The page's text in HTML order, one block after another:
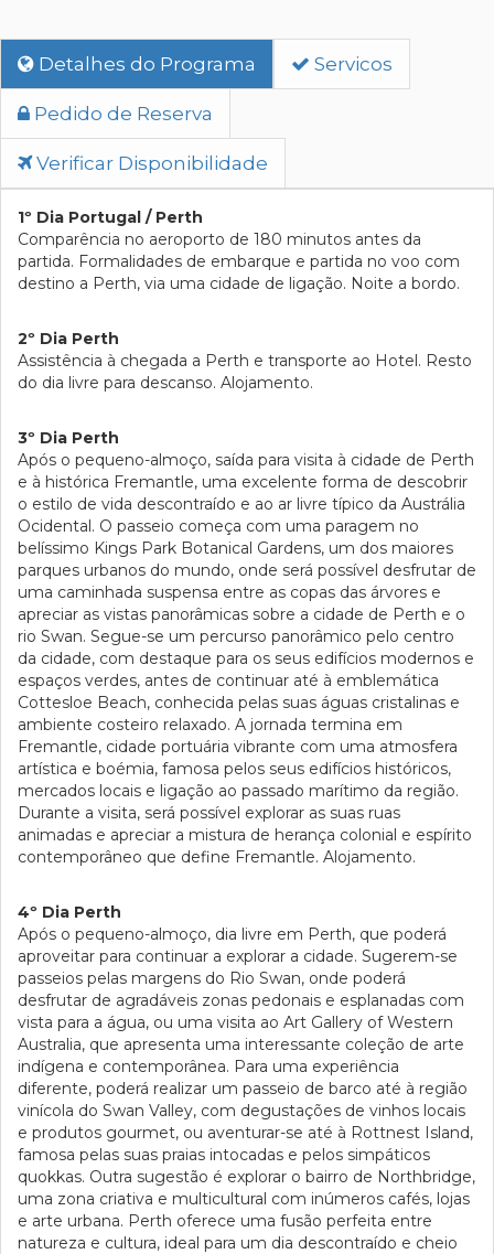
Detalhes do Programa Servicos
Pedido de Reserva
Verificar Disponibilidade
1º Dia Portugal / Perth
Comparência no aeroporto de 180 minutos antes da
partida. Formalidades de embarque e partida no voo com
destino a Perth, via uma cidade de ligação. Noite a bordo.
2º Dia Perth
Assistência à chegada a Perth e transporte ao Hotel. Resto
do dia livre para descanso. Alojamento.
3º Dia Perth
Após o pequeno-almoço, saída para visita à cidade de Perth
e à histórica Fremantle, uma excelente forma de descobrir
o estilo de vida descontraído e ao ar livre típico da Austrália
Ocidental. O passeio começa com uma paragem no
belíssimo Kings Park Botanical Gardens, um dos maiores
parques urbanos do mundo, onde será possível desfrutar de
uma caminhada suspensa entre as copas das árvores e
apreciar as vistas panorâmicas sobre a cidade de Perth e o
rio Swan. Segue-se um percurso panorâmico pelo centro
da cidade, com destaque para os seus edifícios modernos e
espaços verdes, antes de continuar até à emblemática
Cottesloe Beach, conhecida pelas suas águas cristalinas e
ambiente costeiro relaxado. A jornada termina em
Fremantle, cidade portuária vibrante com uma atmosfera
artística e boémia, famosa pelos seus edifícios históricos,
mercados locais e ligação ao passado marítimo da região.
Durante a visita, será possível explorar as suas ruas
animadas e apreciar a mistura de herança colonial e espírito
contemporâneo que define Fremantle. Alojamento.
4º Dia Perth
Após o pequeno-almoço, dia livre em Perth, que poderá
aproveitar para continuar a explorar a cidade. Sugerem-se
passeios pelas margens do Rio Swan, onde poderá
desfrutar de agradáveis zonas pedonais e esplanadas com
vista para a água, ou uma visita ao Art Gallery of Western
Australia, que apresenta uma interessante coleção de arte
indígena e contemporânea. Para uma experiência
diferente, poderá realizar um passeio de barco até à região
vinícola do Swan Valley, com degustações de vinhos locais
e produtos gourmet, ou aventurar-se até à Rottnest Island,
famosa pelas suas praias intocadas e pelos simpáticos
quokkas. Outra sugestão é explorar o bairro de Northbridge,
uma zona criativa e multicultural com inúmeros cafés, lojas
e arte urbana. Perth oferece uma fusão perfeita entre
natureza e cultura, ideal para um dia descontraído e cheio